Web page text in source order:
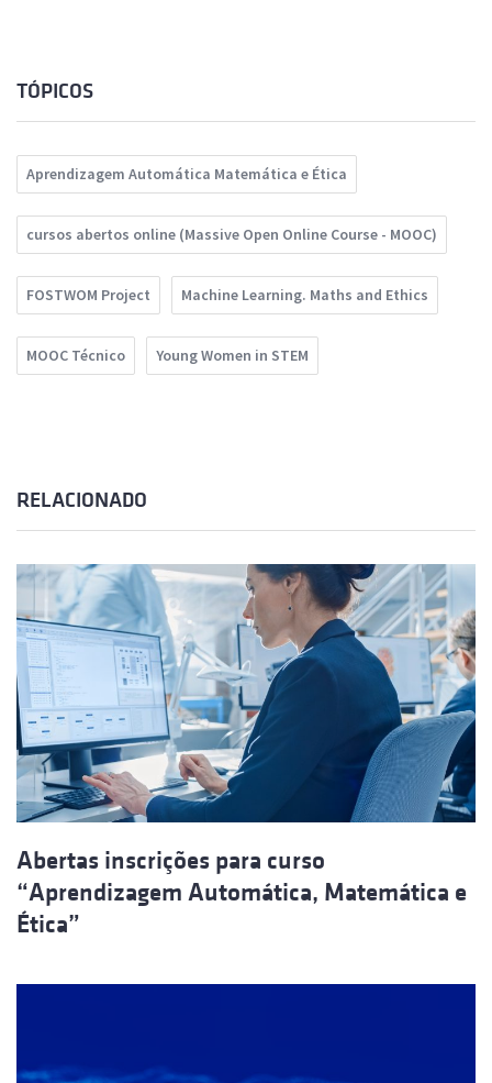
TÓPICOS
Aprendizagem Automática Matemática e Ética
cursos abertos online (Massive Open Online Course - MOOC)
FOSTWOM Project Machine Learning. Maths and Ethics
MOOC Técnico Young Women in STEM
RELACIONADO
Abertas inscrições para curso
“Aprendizagem Automática, Matemática e
Ética”